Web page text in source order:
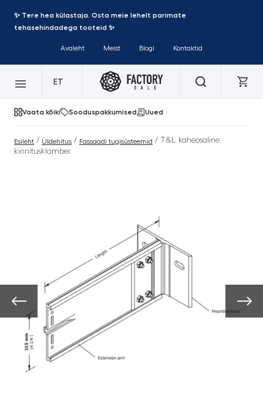
✨ Tere hea külastaja. Osta meie lehelt parimate
tehasehindadega tooteid ✨
Avaleht Meist Blogi Kontaktid
ET
Vaata kõiki Sooduspakkumised Uued
Esileht / Üldehitus / Fassaadi tugisüsteemid / T&L kaheosaline
kinnitusklamber